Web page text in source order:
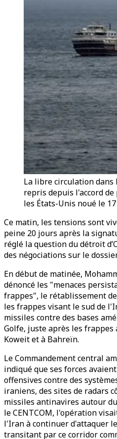
La libre circulation dans
repris depuis l'accord
les États-Unis noué le
Ce matin, les tensions sont
peine 20 jours après la
réglé la question du détroit
des négociations sur le
En début de matinée,
dénoncé les "menaces
frappes", le rétablissement
les frappes visant le sud de
missiles contre des bases
Golfe, juste après les
Koweit et à Bahreïn.
Le Commandement central
indiqué que ses forces
offensives contre des
iraniens, des sites de radars
missiles antinavires autour
le CENTCOM, l'opération
l'Iran à continuer d'attaquer
transitant par ce corridor